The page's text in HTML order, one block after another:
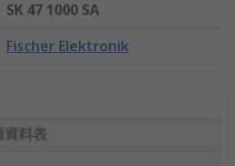
SK 47 1000 SA
Fischer Elektronik
資料表